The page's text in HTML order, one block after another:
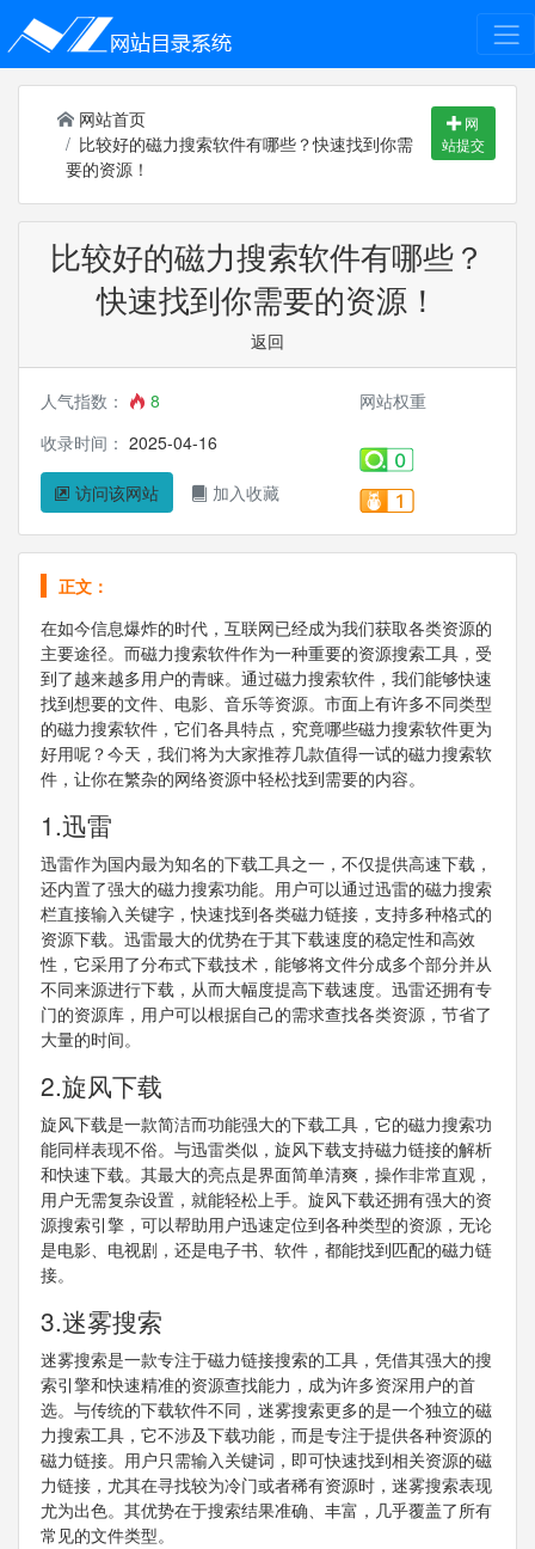
网站首页
比较好的磁力搜索软件有哪些？快速找到你需
要的资源！
网
站提交
比较好的磁力搜索软件有哪些？
快速找到你需要的资源！
返回
人气指数：
8
收录时间： 2025-04-16
访问该网站 加入收藏
网站权重
正文：
在如今信息爆炸的时代，互联网已经成为我们获取各类资源的
主要途径。而磁力搜索软件作为一种重要的资源搜索工具，受
到了越来越多用户的青睐。通过磁力搜索软件，我们能够快速
找到想要的文件、电影、音乐等资源。市面上有许多不同类型
的磁力搜索软件，它们各具特点，究竟哪些磁力搜索软件更为
好用呢？今天，我们将为大家推荐几款值得一试的磁力搜索软
件，让你在繁杂的网络资源中轻松找到需要的内容。
1.迅雷
迅雷作为国内最为知名的下载工具之一，不仅提供高速下载，
还内置了强大的磁力搜索功能。用户可以通过迅雷的磁力搜索
栏直接输入关键字，快速找到各类磁力链接，支持多种格式的
资源下载。迅雷最大的优势在于其下载速度的稳定性和高效
性，它采用了分布式下载技术，能够将文件分成多个部分并从
不同来源进行下载，从而大幅度提高下载速度。迅雷还拥有专
门的资源库，用户可以根据自己的需求查找各类资源，节省了
大量的时间。
2.旋风下载
旋风下载是一款简洁而功能强大的下载工具，它的磁力搜索功
能同样表现不俗。与迅雷类似，旋风下载支持磁力链接的解析
和快速下载。其最大的亮点是界面简单清爽，操作非常直观，
用户无需复杂设置，就能轻松上手。旋风下载还拥有强大的资
源搜索引擎，可以帮助用户迅速定位到各种类型的资源，无论
是电影、电视剧，还是电子书、软件，都能找到匹配的磁力链
接。
3.迷雾搜索
迷雾搜索是一款专注于磁力链接搜索的工具，凭借其强大的搜
索引擎和快速精准的资源查找能力，成为许多资深用户的首
选。与传统的下载软件不同，迷雾搜索更多的是一个独立的磁
力搜索工具，它不涉及下载功能，而是专注于提供各种资源的
磁力链接。用户只需输入关键词，即可快速找到相关资源的磁
力链接，尤其在寻找较为冷门或者稀有资源时，迷雾搜索表现
尤为出色。其优势在于搜索结果准确、丰富，几乎覆盖了所有
常见的文件类型。